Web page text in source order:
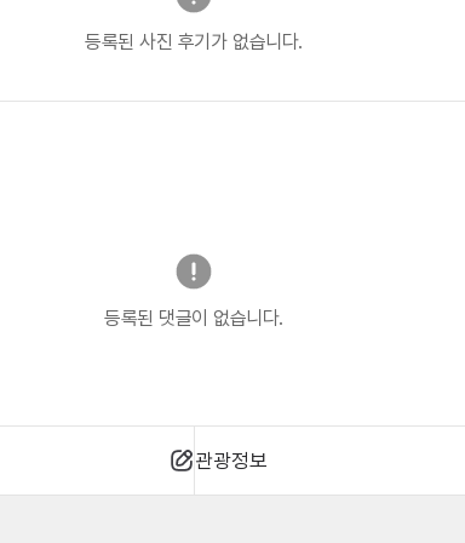
등록된 사진 후기가 없습니다.
등록된 댓글이 없습니다.
관광정보